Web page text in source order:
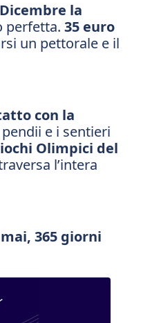
la
perfetta. 35 euro
un pettorale e il
con la
e i sentieri
Olimpici del
l’intera
365 giorni